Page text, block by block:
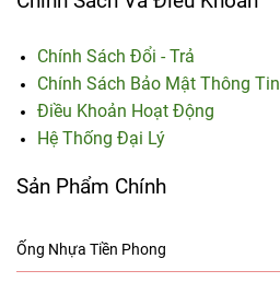
Chính Sách Đổi - Trả
Chính Sách Bảo Mật Thông Tin
Điều Khoản Hoạt Động
Hệ Thống Đại Lý
Sản Phẩm Chính
Ống Nhựa Tiền Phong